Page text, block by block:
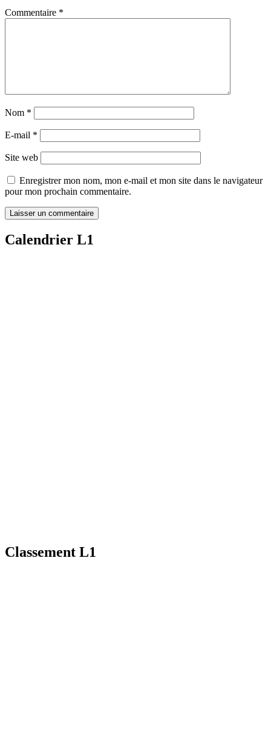
Commentaire *
Nom *
E-mail *
Site web
Enregistrer mon nom, mon e-mail et mon site dans le navigateur
pour mon prochain commentaire.
Calendrier L1
Classement L1